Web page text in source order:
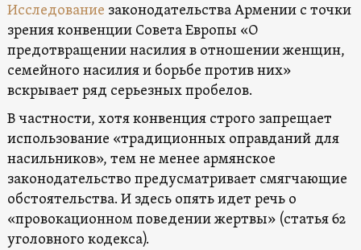
Исследование законодательства Армении с точки
зрения конвенции Совета Европы «О
предотвращении насилия в отношении женщин,
семейного насилия и борьбе против них»
вскрывает ряд серьезных пробелов.
В частности, хотя конвенция строго запрещает
использование «традиционных оправданий для
насильников», тем не менее армянское
законодательство предусматривает смягчающие
обстоятельства. И здесь опять идет речь о
«провокационном поведении жертвы» (статья 62
уголовного кодекса).